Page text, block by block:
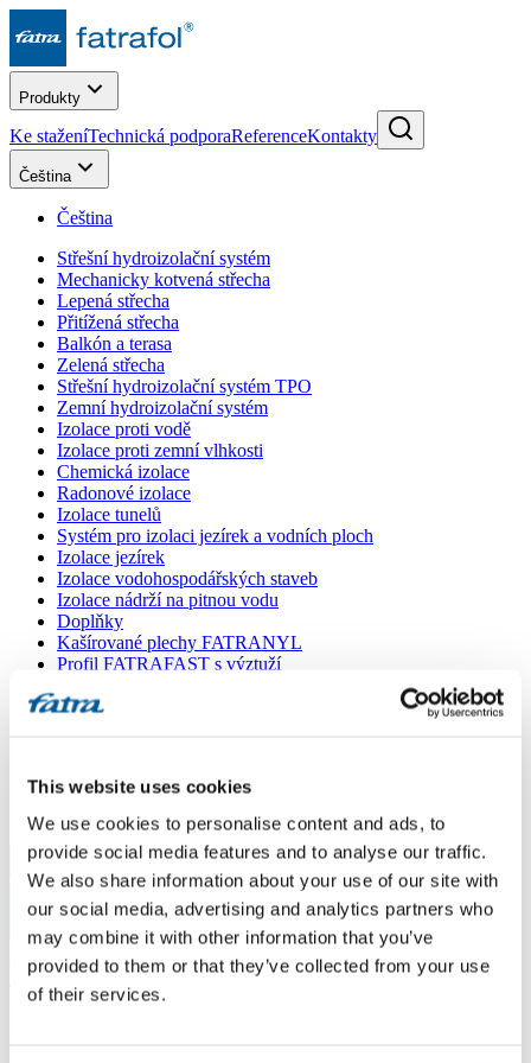
This website uses cookies
We use cookies to personalise content and ads, to
provide social media features and to analyse our traffic.
We also share information about your use of our site with
our social media, advertising and analytics partners who
may combine it with other information that you’ve
provided to them or that they’ve collected from your use
of their services.
Produkty
Ke staženíTechnická podporaReferenceKontakty
Čeština
Čeština
Střešní hydroizolační systém
Mechanicky kotvená střecha
Lepená střecha
Přitížená střecha
Balkón a terasa
Zelená střecha
Střešní hydroizolační systém TPO
Zemní hydroizolační systém
Izolace proti vodě
Izolace proti zemní vlhkosti
Chemická izolace
Radonové izolace
Izolace tunelů
Systém pro izolaci jezírek a vodních ploch
Izolace jezírek
Izolace vodohospodářských staveb
Izolace nádrží na pitnou vodu
Doplňky
Kašírované plechy FATRANYL
Profil FATRAFAST s výztuží
Dlaždice FATRAFOL WALK 600
Ostatní doplňky
VŠECHNY PRODUKTY
Menu
Menu
Poradna/
kondenz